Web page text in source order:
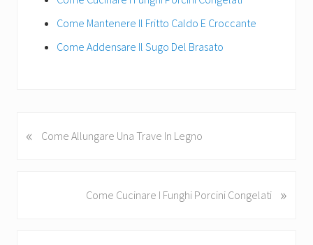
Come Mantenere Il Fritto Caldo E Croccante
Come Addensare Il Sugo Del Brasato
P
« Come Allungare Una Trave In Legno
Come Cucinare I Funghi Porcini Congelati »